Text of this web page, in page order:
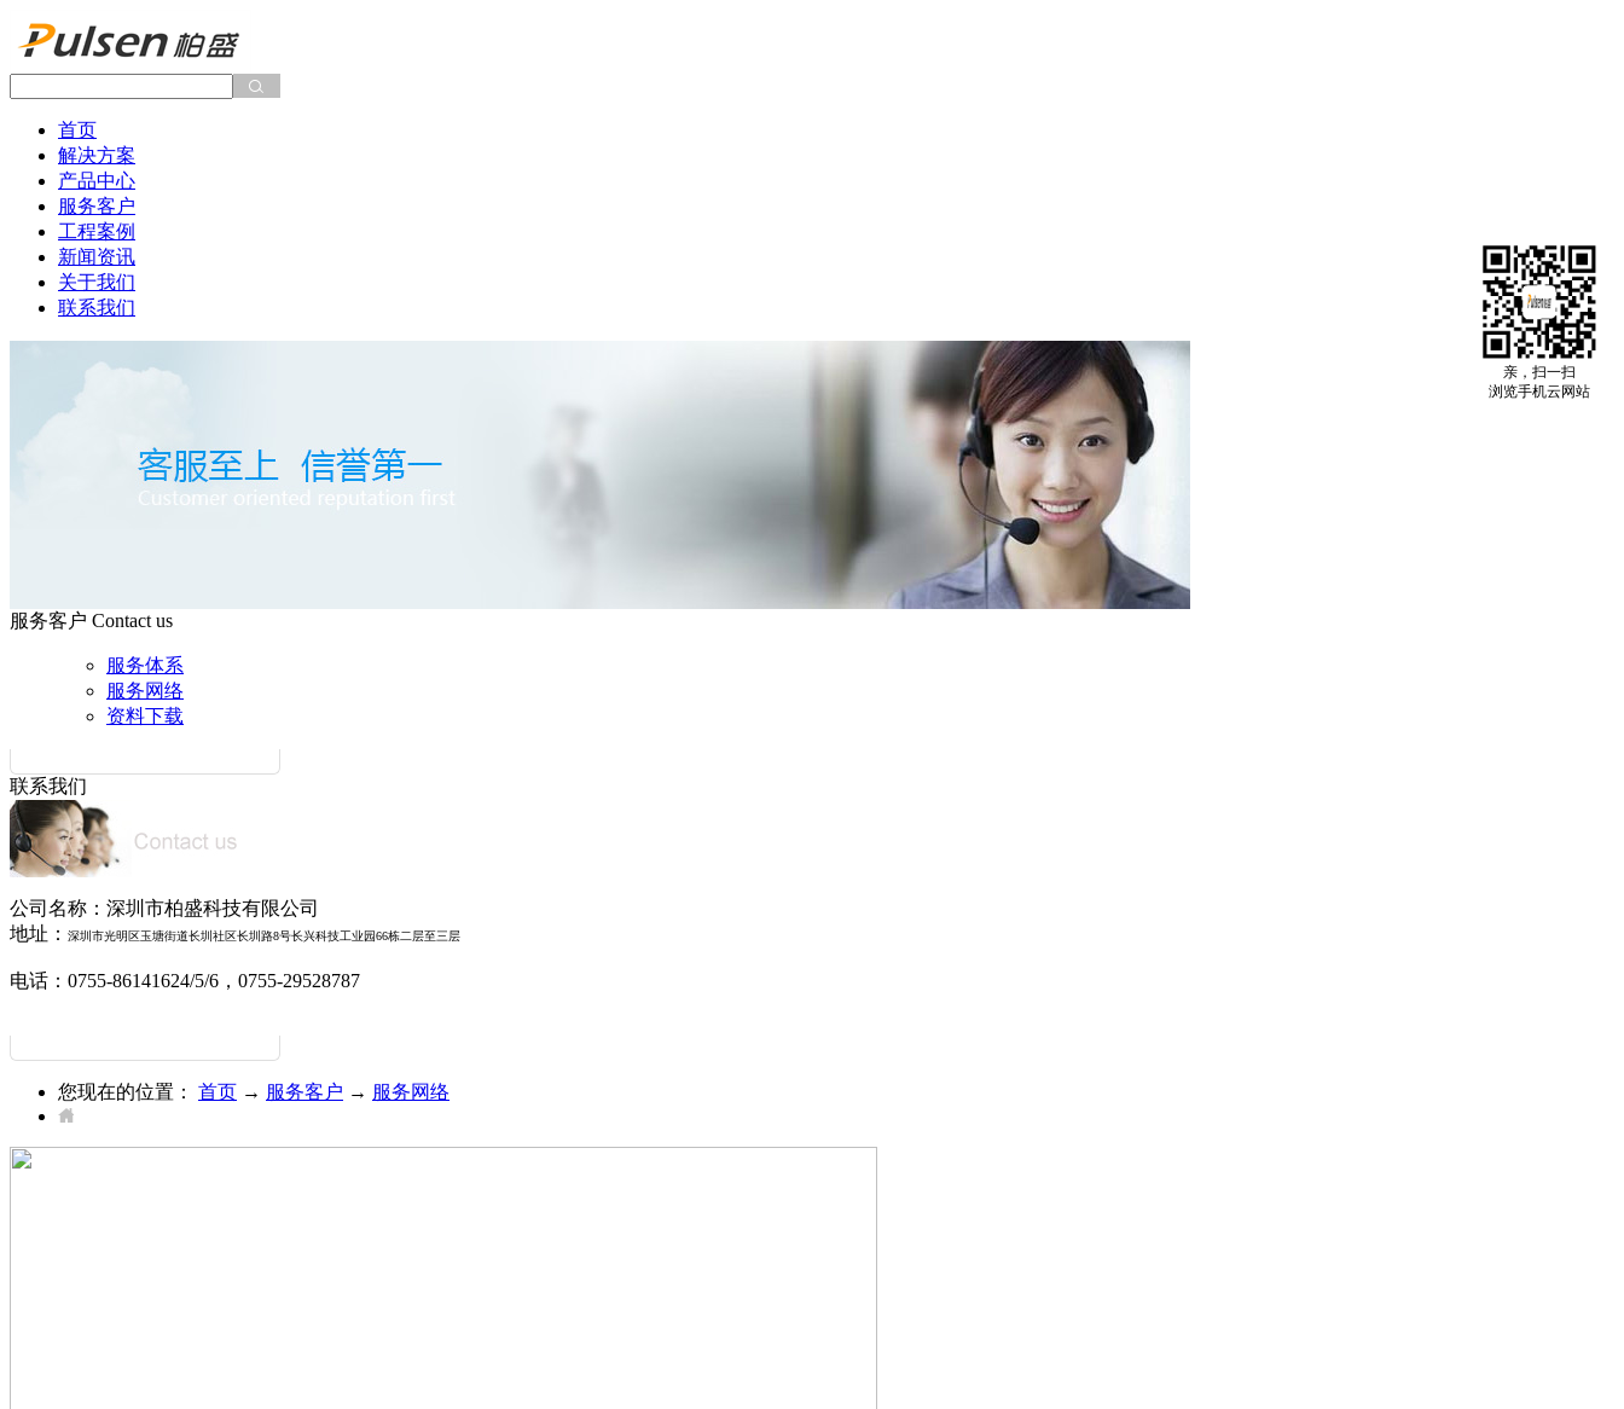
首页
解决方案
产品中心
服务客户
工程案例
新闻资讯
关于我们
联系我们
服务客户 Contact us
服务体系
服务网络
资料下载
联系我们
公司名称：深圳市柏盛科技有限公司
地址：
深圳市光明区玉塘街道长圳社区长圳路8号长兴科技工业园66栋二层至三层
电话：0755-86141624/5/6，0755-29528787
您现在的位置： 首页 → 服务客户 → 服务网络
亲，扫一扫
浏览手机云网站